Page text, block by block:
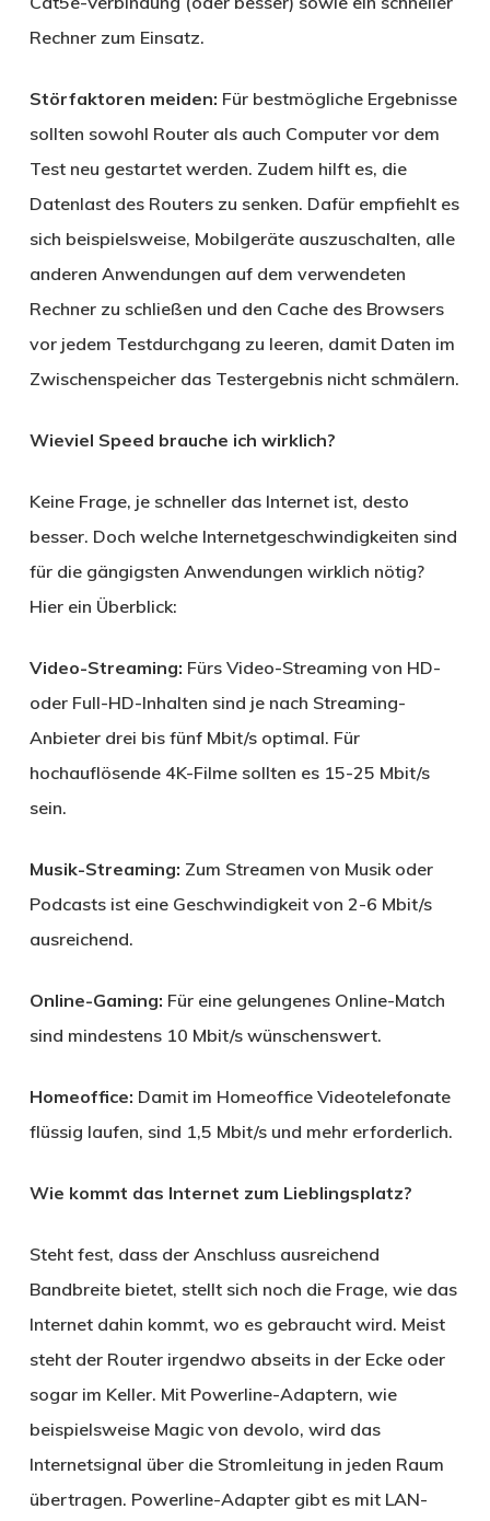
Rechner zum Einsatz.
Störfaktoren meiden: Für bestmögliche Ergebnisse
sollten sowohl Router als auch Computer vor dem
Test neu gestartet werden. Zudem hilft es, die
Datenlast des Routers zu senken. Dafür empfiehlt es
sich beispielsweise, Mobilgeräte auszuschalten, alle
anderen Anwendungen auf dem verwendeten
Rechner zu schließen und den Cache des Browsers
vor jedem Testdurchgang zu leeren, damit Daten im
Zwischenspeicher das Testergebnis nicht schmälern.
Wieviel Speed brauche ich wirklich?
Keine Frage, je schneller das Internet ist, desto
besser. Doch welche Internetgeschwindigkeiten sind
für die gängigsten Anwendungen wirklich nötig?
Hier ein Überblick:
Video-Streaming: Fürs Video-Streaming von HD-
oder Full-HD-Inhalten sind je nach Streaming-
Anbieter drei bis fünf Mbit/s optimal. Für
hochauflösende 4K-Filme sollten es 15-25 Mbit/s
sein.
Musik-Streaming: Zum Streamen von Musik oder
Podcasts ist eine Geschwindigkeit von 2-6 Mbit/s
ausreichend.
Online-Gaming: Für eine gelungenes Online-Match
sind mindestens 10 Mbit/s wünschenswert.
Homeoffice: Damit im Homeoffice Videotelefonate
flüssig laufen, sind 1,5 Mbit/s und mehr erforderlich.
Wie kommt das Internet zum Lieblingsplatz?
Steht fest, dass der Anschluss ausreichend
Bandbreite bietet, stellt sich noch die Frage, wie das
Internet dahin kommt, wo es gebraucht wird. Meist
steht der Router irgendwo abseits in der Ecke oder
sogar im Keller. Mit Powerline-Adaptern, wie
beispielsweise Magic von devolo, wird das
Internetsignal über die Stromleitung in jeden Raum
übertragen. Powerline-Adapter gibt es mit LAN-